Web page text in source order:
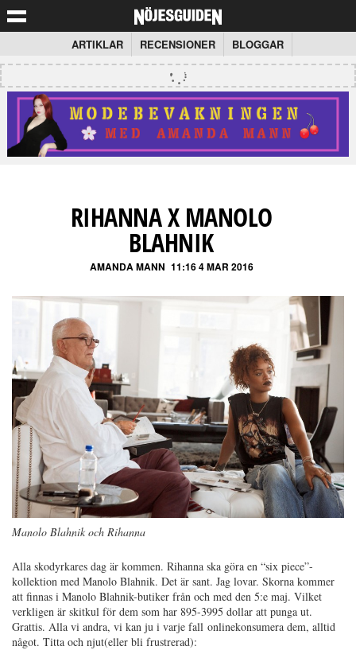
ARTIKLAR RECENSIONER BLOGGAR
RIHANNA X MANOLO
BLAHNIK
AMANDA MANN 11:16 4 MAR 2016
Manolo Blahnik och Rihanna
Alla skodyrkares dag är kommen. Rihanna ska göra en “six piece”-
kollektion med Manolo Blahnik. Det är sant. Jag lovar. Skorna kommer
att finnas i Manolo Blahnik-butiker från och med den 5:e maj. Vilket
verkligen är skitkul för dem som har 895-3995 dollar att punga ut.
Grattis. Alla vi andra, vi kan ju i varje fall onlinekonsumera dem, alltid
något. Titta och njut(eller bli frustrerad):